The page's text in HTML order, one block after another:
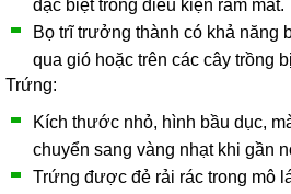
đặc biệt trong điều kiện râm mát.
Bọ trĩ trưởng thành có khả năng
qua gió hoặc trên các cây trồng
Trứng:
Kích thước nhỏ, hình bầu dục,
chuyển sang vàng nhạt khi gần
Trứng được đẻ rải rác trong mô